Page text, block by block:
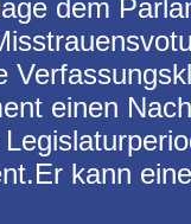
dem
einen
Er kann